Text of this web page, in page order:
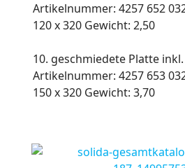
Artikelnummer: 4257 652
120 x 320 Gewicht: 2,50
10. geschmiedete Platte
Artikelnummer: 4257 653
150 x 320 Gewicht: 3,70